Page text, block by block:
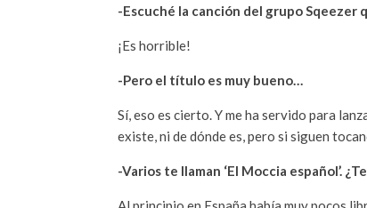
-Escuché la canción del grupo Sqeezer
¡Es horrible!
-Pero el título es muy bueno…
Sí, eso es cierto. Y me ha servido para
existe, ni de dónde es, pero si siguen
-Varios te llaman ‘El Moccia español’.